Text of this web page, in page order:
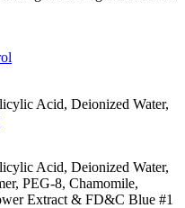
Acid, Deionized Water,
Acid, Deionized Water,
PEG-8, Chamomile,
Extract & FD&C Blue #1